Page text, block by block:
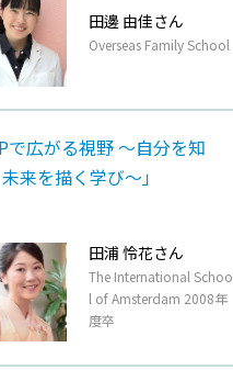
田邊 由佳さん
Overseas Family School
で広がる視野 ～自分を知
来を描く学び～」
田浦 怜花さん
The International Schoo
l of Amsterdam 2008年
度卒